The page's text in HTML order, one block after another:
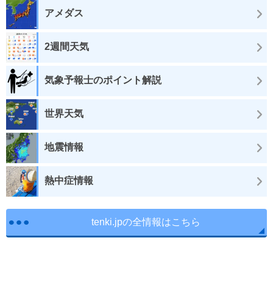
アメダス
2週間天気
気象予報士のポイント解説
世界天気
地震情報
熱中症情報
tenki.jpの全情報はこちら